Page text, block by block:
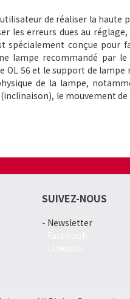
de réaliser la haute
les erreurs dues au
spécialement conçue pour
lampe recommandé par
OL 56 et le support de
de la lampe,
le mouvement
SUIVEZ-NOUS
- Newsletter